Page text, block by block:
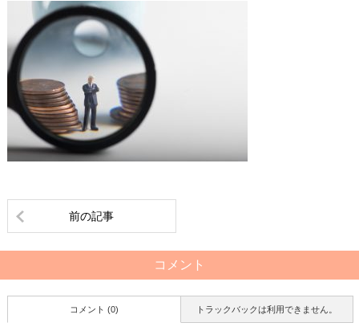
前の記事
コメント
トラックバックは利用できません。
コメント (0)